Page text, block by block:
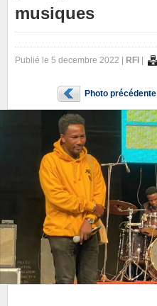
musiques
Publié le 5 decembre 2022 | RFI
Photo précédente